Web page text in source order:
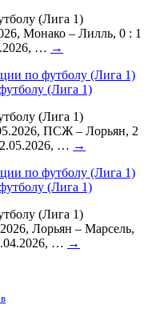
(Лига 1)
Монако – Лилль, 0 : 1
… →
по футболу (Лига 1)
(Лига 1)
(Лига 1)
ПСЖ – Лорьян, 2
… →
по футболу (Лига 1)
(Лига 1)
(Лига 1)
Лорьян – Марсель,
… →